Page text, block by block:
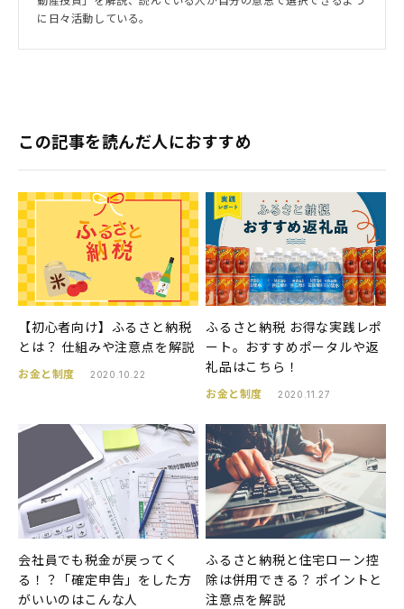
に日々活動している。
この記事を読んだ人におすすめ
【初心者向け】ふるさと納税
とは？ 仕組みや注意点を解説
お金と制度 2020.10.22
ふるさと納税 お得な実践レポ
ート。おすすめポータルや返
礼品はこちら！
お金と制度 2020.11.27
会社員でも税金が戻ってく
る！？「確定申告」をした方
がいいのはこんな人
ふるさと納税と住宅ローン控
除は併用できる？ ポイントと
注意点を解説